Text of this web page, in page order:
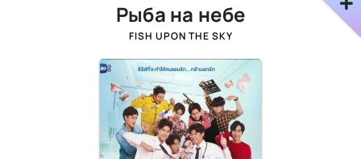
Рыба на небе
FISH UPON THE SKY